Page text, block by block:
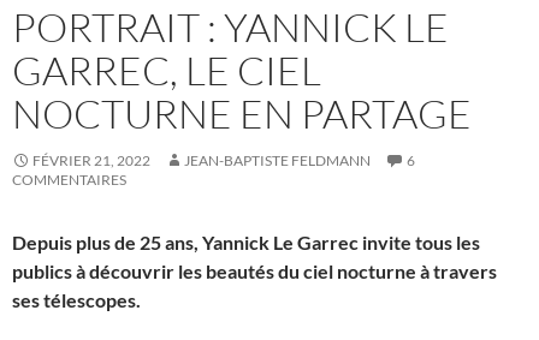
PORTRAIT : YANNICK LE
GARREC, LE CIEL
NOCTURNE EN PARTAGE
FÉVRIER 21, 2022 JEAN-BAPTISTE FELDMANN
6
COMMENTAIRES
Depuis plus de 25 ans, Yannick Le Garrec invite tous les
publics à découvrir les beautés du ciel nocturne à travers
ses télescopes.